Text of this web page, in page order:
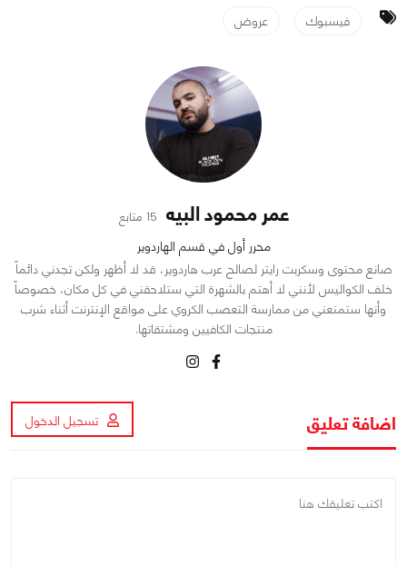
فيسبوك عروض
عمر محمود البيه 15 متابع
محرر أول في قسم الهاردوير
صانع محتوى وسكربت رايتر لصالح عرب هاردوير، قد لا أظهر ولكن تجدني دائماً
خلف الكواليس لأنني لا أهتم بالشهرة التي ستلاحقني في كل مكان، خصوصاً
وأنها ستمنعني من ممارسة التعصب الكروي على مواقع الإنترنت أثناء شرب
منتجات الكافيين ومشتقاتها.
اضافة تعليق تسجيل الدخول